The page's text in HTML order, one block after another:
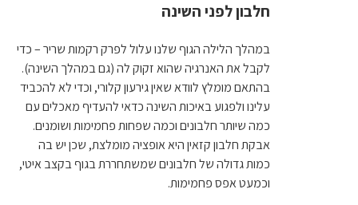
חלבון לפני השינה
במהלך הלילה הגוף שלנו עלול לפרק רקמות שריר – כדי
לקבל את האנרגיה שהוא זקוק לה (גם במהלך השינה).
בהתאם מומלץ לוודא שאין גירעון קלורי, וכדי לא להכביד
עלינו ולפגוע באיכות השינה כדאי להעדיף מאכלים עם
כמה שיותר חלבונים וכמה שפחות פחמימות ושומנים.
אבקת חלבון קזאין היא אופציה מומלצת, שכן יש בה
כמות גדולה של חלבונים שמשתחררת בגוף בקצב איטי,
וכמעט אפס פחמימות.